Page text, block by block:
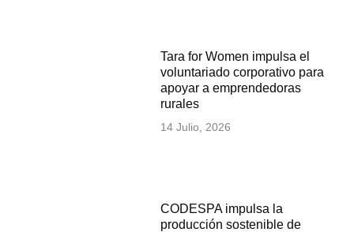
Tara for Women impulsa el
voluntariado corporativo para
apoyar a emprendedoras
rurales
14 Julio, 2026
CODESPA impulsa la
producción sostenible de